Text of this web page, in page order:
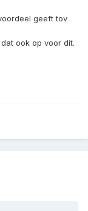
geeft tov
ook op voor dit.